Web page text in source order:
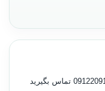
تماس بگیرید